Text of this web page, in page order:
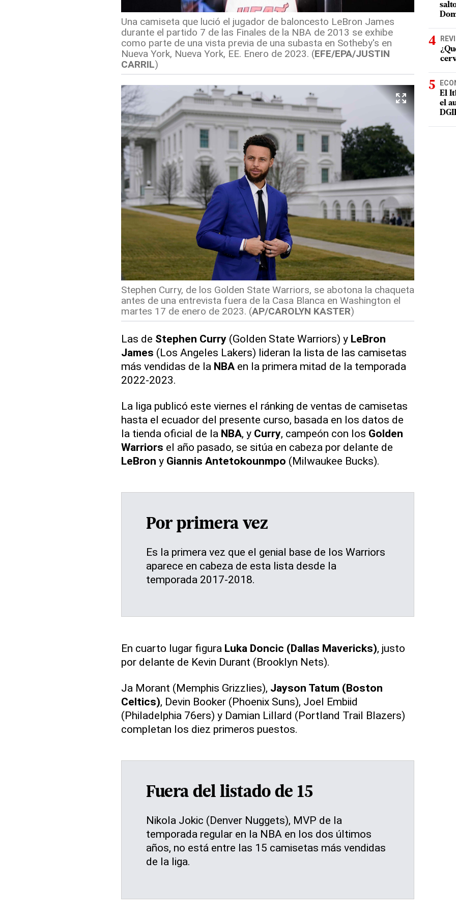
Una camiseta que lució el jugador de baloncesto LeBron James
durante el partido 7 de las Finales de la NBA de 2013 se exhibe
como parte de una vista previa de una subasta en Sotheby's en
Nueva York, Nueva York, EE. Enero de 2023. (EFE/EPA/JUSTIN
CARRIL)
Stephen Curry, de los Golden State Warriors, se abotona la chaqueta
antes de una entrevista fuera de la Casa Blanca en Washington el
martes 17 de enero de 2023. (AP/CAROLYN KASTER)
Las de Stephen Curry(Golden State Warriors) y LeBron
James (Los Angeles Lakers) lideran la lista de las camisetas
más vendidas de la NBAen la primera mitad de la temporada
2022-2023.
La liga publicó este viernes el ránking de ventas de camisetas
hasta el ecuador del presente curso, basada en los datos de
la tienda oficial de la NBA, y Curry, campeón con los Golden
Warriors el año pasado, se sitúa en cabeza por delante de
LeBron y Giannis Antetokounmpo (Milwaukee Bucks).
Por primera vez
Es la primera vez que el genial base de los Warriors
aparece en cabeza de esta lista desde la
temporada 2017-2018.
En cuarto lugar figura Luka Doncic (Dallas Mavericks), justo
por delante de Kevin Durant (Brooklyn Nets).
Ja Morant (Memphis Grizzlies), Jayson Tatum (Boston
Celtics), Devin Booker (Phoenix Suns), Joel Embiid
(Philadelphia 76ers) y Damian Lillard (Portland Trail Blazers)
completan los diez primeros puestos.
Fuera del listado de 15
Nikola Jokic (Denver Nuggets), MVP de la
temporada regular en la NBA en los dos últimos
años, no está entre las 15 camisetas más vendidas
de la liga.
El
el
DGII